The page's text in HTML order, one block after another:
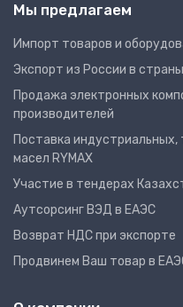
Мы предлагаем
Импорт товаров и
Экспорт из России в
Продажа электронных
производителей
Поставка
масел RYMAX
Участие в тендерах
Аутсорсинг ВЭД в ЕАЭС
Возврат НДС при экспорте
Продвинем Ваш товар в